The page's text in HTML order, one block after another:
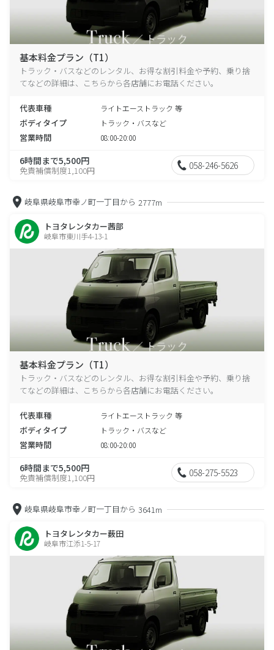
基本料金プラン（T1）
トラック・バスなどのレンタル、お得な割引料金や予約、乗り捨
てなどの詳細は、こちらから各店舗にお電話ください。
代表車種 ライトエーストラック 等
ボディタイプ トラック・バスなど
営業時間 08:00-20:00
6時間まで5,500円
免責補償制度1,100円 058-246-5626
岐阜県岐阜市幸ノ町一丁目から 2777m
トヨタレンタカー茜部
岐阜市東川手4-13-1
基本料金プラン（T1）
トラック・バスなどのレンタル、お得な割引料金や予約、乗り捨
てなどの詳細は、こちらから各店舗にお電話ください。
代表車種 ライトエーストラック 等
ボディタイプ トラック・バスなど
営業時間 08:00-20:00
6時間まで5,500円
免責補償制度1,100円 058-275-5523
岐阜県岐阜市幸ノ町一丁目から 3641m
トヨタレンタカー薮田
岐阜市江添1-5-17